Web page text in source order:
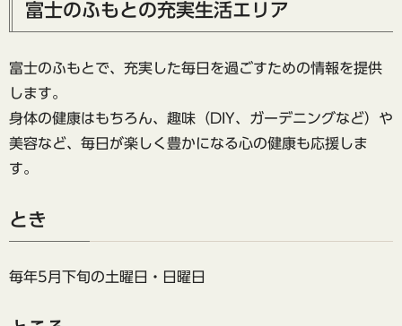
富士のふもとの充実生活エリア
富士のふもとで、充実した毎日を過ごすための情報を提供
します。
身体の健康はもちろん、趣味（DIY、ガーデニングなど）や
美容など、毎日が楽しく豊かになる心の健康も応援しま
す。
とき
毎年5月下旬の土曜日・日曜日